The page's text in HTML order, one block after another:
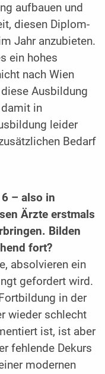
aufbauen und
diesen Diplom-
Jahr anzubieten.
ein hohes
nach Wien
Ausbildung
in
leider
Bedarf
– also in
Ärzte erstmals
Bilden
fort?
absolvieren ein
gefordert wird.
in der
wieder schlecht
ist, ist aber
fehlende Dekurs
modernen